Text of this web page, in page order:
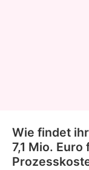
Wie findet
7,1 Mio.